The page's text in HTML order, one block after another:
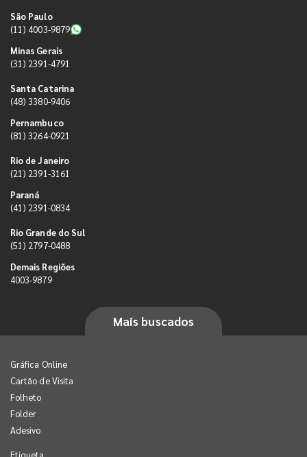
São Paulo
(11) 4003-9879
Minas Gerais
(31) 2391-4791
Santa Catarina
(48) 3380-9406
Pernambuco
(81) 3264-0921
Rio de Janeiro
(21) 2391-3161
Paraná
(41) 2391-0834
Rio Grande do Sul
(51) 2797-0488
Demais Regiões
4003-9879
Mais buscados
Gráfica Online
Cartão de Visita
Folheto
Folder
Adesivo